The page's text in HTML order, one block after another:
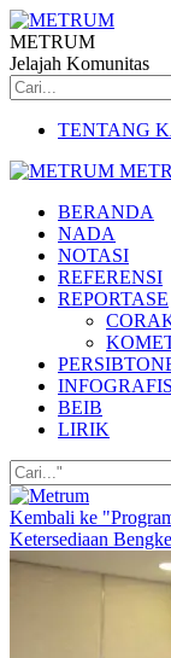
METRUM
Jelajah Komunitas
TENTANG
BERANDA
NADA
NOTASI
REFERENSI
REPORTASE
INFOGRAFIS
BEIB
LIRIK
Kembali ke
Ketersediaan